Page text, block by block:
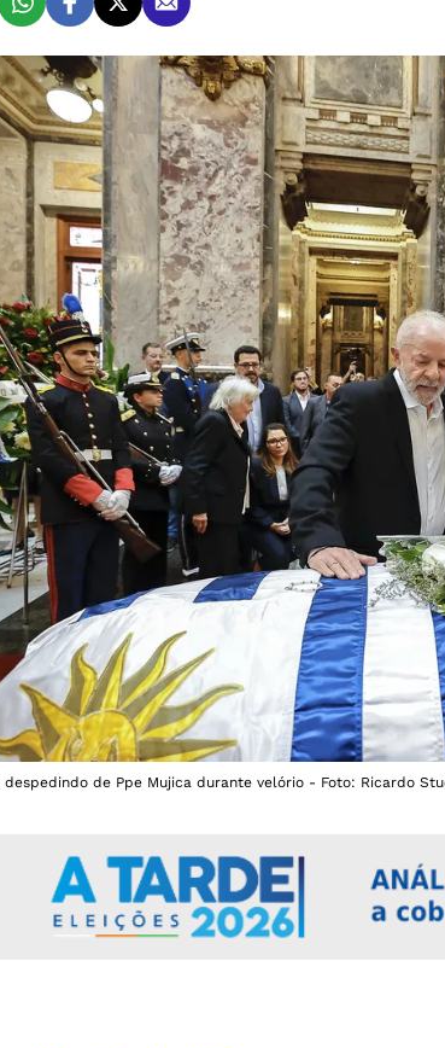
despedindo de Ppe Mujica durante velório - Foto: Ricardo